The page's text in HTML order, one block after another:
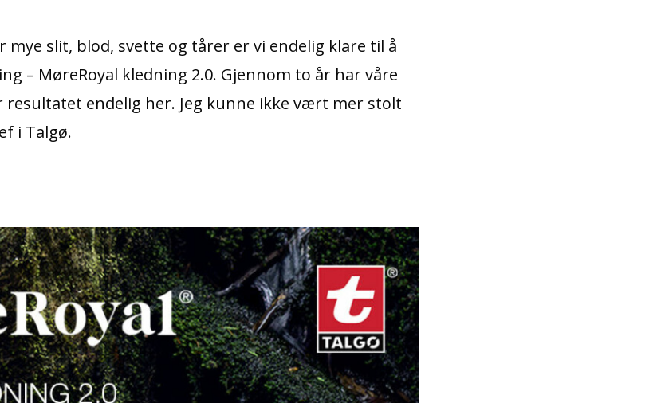
mye slit, blod, svette og tårer er vi endelig klare til å
– MøreRoyal kledning 2.0. Gjennom to år har våre
endelig her. Jeg kunne ikke vært mer stolt
i Talgø.